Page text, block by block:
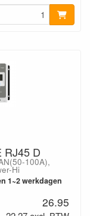
RJ45 D
100A),
Hi
1~2 werkdagen
26.95